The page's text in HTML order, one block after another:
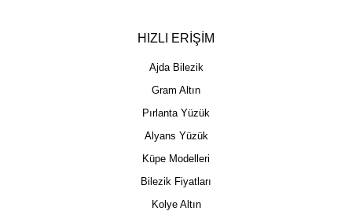
HIZLI ERİŞİM
Ajda Bilezik
Gram Altın
Pırlanta Yüzük
Alyans Yüzük
Küpe Modelleri
Bilezik Fiyatları
Kolye Altın